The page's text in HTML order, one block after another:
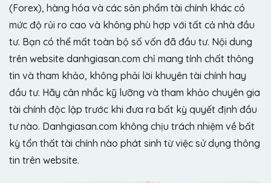
(Forex), hàng hóa và các sản phẩm tài chính khác có
mức độ rủi ro cao và không phù hợp với tất cả nhà đầu
tư. Bạn có thể mất toàn bộ số vốn đã đầu tư. Nội dung
trên website danhgiasan.com chỉ mang tính chất thông
tin và tham khảo, không phải lời khuyên tài chính hay
đầu tư. Hãy cân nhắc kỹ lưỡng và tham khảo chuyên gia
tài chính độc lập trước khi đưa ra bất kỳ quyết định đầu
tư nào. Danhgiasan.com không chịu trách nhiệm về bất
kỳ tổn thất tài chính nào phát sinh từ việc sử dụng thông
tin trên website.